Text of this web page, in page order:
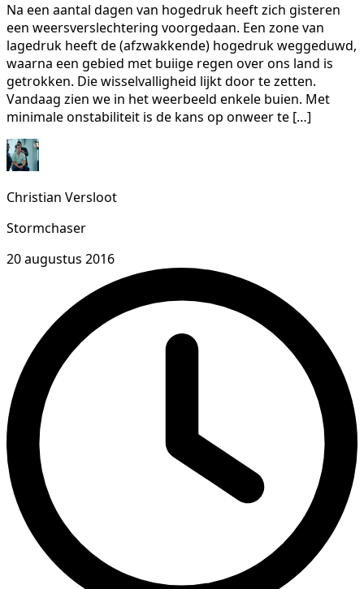
Na een aantal dagen van hogedruk heeft zich gisteren
een weersverslechtering voorgedaan. Een zone van
lagedruk heeft de (afzwakkende) hogedruk weggeduwd,
waarna een gebied met buiige regen over ons land is
getrokken. Die wisselvalligheid lijkt door te zetten.
Vandaag zien we in het weerbeeld enkele buien. Met
minimale onstabiliteit is de kans op onweer te […]
Christian Versloot
Stormchaser
20 augustus 2016